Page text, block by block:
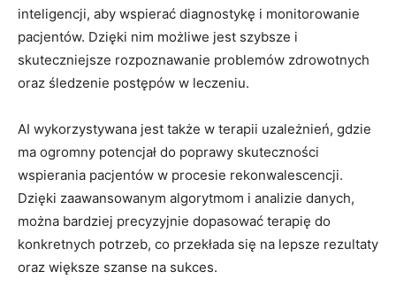
inteligencji, aby wspierać diagnostykę i monitorowanie
pacjentów. Dzięki nim możliwe jest szybsze i
skuteczniejsze rozpoznawanie problemów zdrowotnych
oraz śledzenie postępów w leczeniu.
AI wykorzystywana jest także w terapii uzależnień, gdzie
ma ogromny potencjał do poprawy skuteczności
wspierania pacjentów w procesie rekonwalescencji.
Dzięki zaawansowanym algorytmom i analizie danych,
można bardziej precyzyjnie dopasować terapię do
konkretnych potrzeb, co przekłada się na lepsze rezultaty
oraz większe szanse na sukces.